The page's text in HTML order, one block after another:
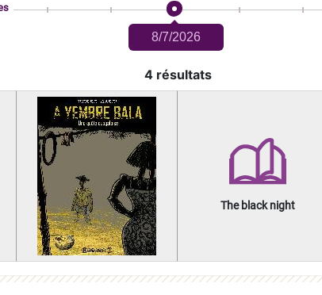
8/7/2026
4 résultats
The black night